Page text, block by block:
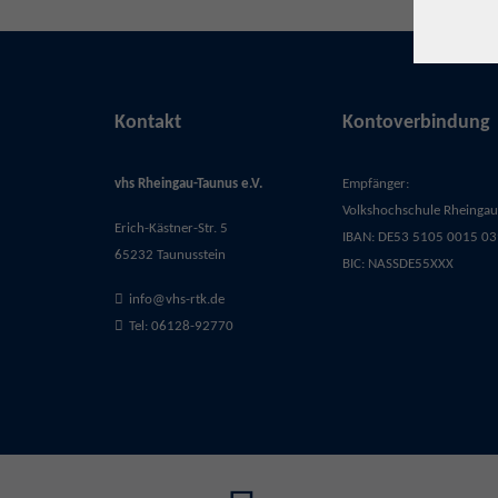
Kontakt
vhs Rheingau-Taunus e.V.
Erich-Kästner-Str. 5
65232 Taunusstein
info@vhs-rtk.de
Tel: 06128-92770
Kontoverbindung
Empfänger:
Volkshochschule
IBAN: DE53 5105 0015
BIC: NASSDE55XXX